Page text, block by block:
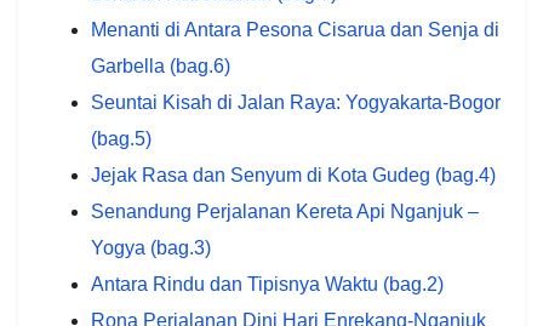
Menanti di Antara Pesona Cisarua dan Senja di
Garbella (bag.6)
Seuntai Kisah di Jalan Raya: Yogyakarta-Bogor
(bag.5)
Jejak Rasa dan Senyum di Kota Gudeg (bag.4)
Senandung Perjalanan Kereta Api Nganjuk –
Yogya (bag.3)
Antara Rindu dan Tipisnya Waktu (bag.2)
Rona Perjalanan Dini Hari Enrekang-Nganjuk